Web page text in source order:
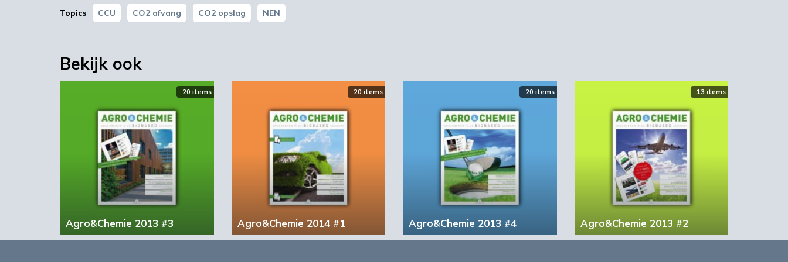
Topics CCU CO2 afvang CO2 opslag NEN
Bekijk ook
20 items
Agro&Chemie 2013 #3
20 items
Agro&Chemie 2014 #1
20 items
Agro&Chemie 2013 #4
13 items
Agro&Chemie 2013 #2